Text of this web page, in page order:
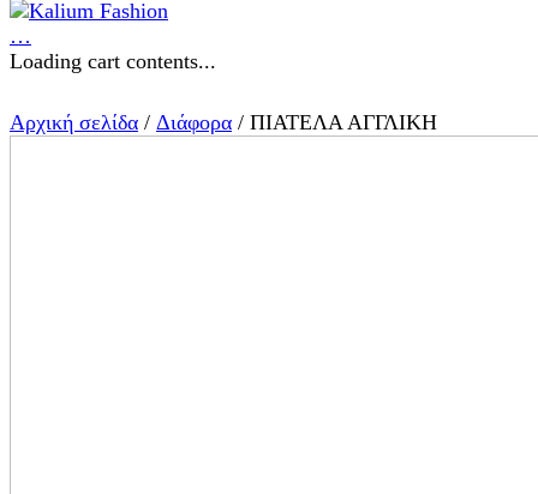
…
Loading cart contents...
Αρχική σελίδα / Διάφορα / ΠΙΑΤΕΛΑ ΑΓΓΛΙΚΗ